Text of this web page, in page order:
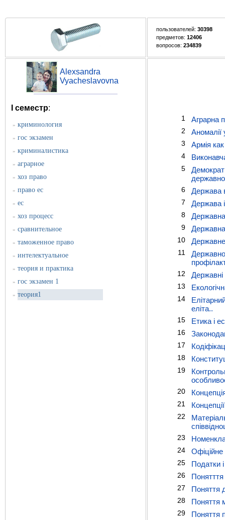
пользователей: 30398
предметов: 12406
вопросов: 234839
Alexsandra
Vyacheslavovna
I семестр:
» криминология
» гос экзамен
» криминалистика
» аграрное
» хоз право
» право ес
» ес
» хоз процесс
» сравнительное
» таможенное право
» интелектуальное
» теория и практика
» гос экзамен 1
» теория1
1 Аграрна
2 Аномалії
3 Армія
4
5
6 Держава
7 Держава
8 Державна
9
10 Державне
11
12 Державні
13
14
еліта..
15 Етика і
16
17
18
19
20
21
22
23
24 Офіційне
25 Податки
26
27 Поняття
28 Поняття
29 Поняття